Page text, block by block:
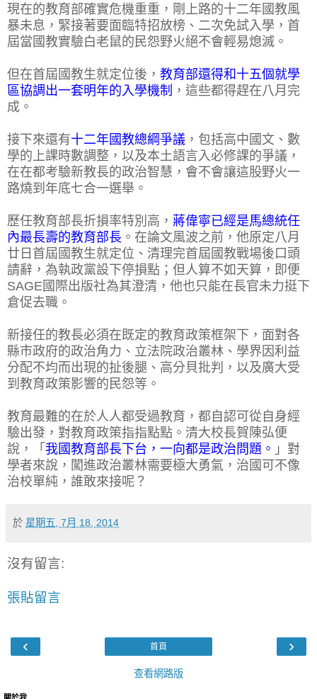
現在的教育部確實危機重重，剛上路的十二年國教風
暴未息，緊接著要面臨特招放榜、二次免試入學，首
屆當國教實驗白老鼠的民怨野火絕不會輕易熄滅。
但在首屆國教生就定位後， 教育部還得和十五個就學
區協調出一套明年的入學機制 ，這些都得趕在八月完
成。
接下來還有十二年國教總綱爭議 ，包括高中國文、數
學的上課時數調整，以及本土語言入必修課的爭議，
在在都考驗新教長的政治智慧，會不會讓這股野火一
路燒到年底七合一選舉。
歷任教育部長折損率特別高， 蔣偉寧已經是馬總統任
內最長壽的教育部長 。在論文風波之前，他原定八月
廿日首屆國教生就定位、清理完首屆國教戰場後口頭
請辭，為執政黨設下停損點；但人算不如天算，即便
SAGE國際出版社為其澄清，他也只能在長官未力挺下
倉促去職。
新接任的教長必須在既定的教育政策框架下，面對各
縣市政府的政治角力、立法院政治叢林、學界因利益
分配不均而出現的扯後腿、高分貝批判，以及廣大受
到教育政策影響的民怨等。
教育最難的在於人人都受過教育，都自認可從自身經
驗出發，對教育政策指指點點。清大校長賀陳弘便
說，「 我國教育部長下台，一向都是政治問題。 」對
學者來說，闖進政治叢林需要極大勇氣，治國可不像
治校單純，誰敢來接呢？
於 星期五, 7月 18, 2014
沒有留言:
張貼留言
‹ ›
首頁
查看網路版